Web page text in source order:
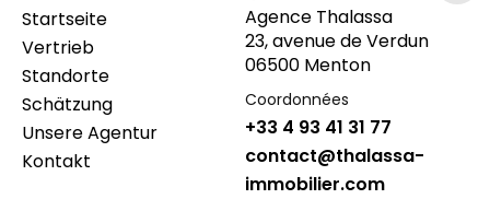
Startseite
Vertrieb
Standorte
Schätzung
Unsere Agentur
Kontakt
Agence Thalassa
23, avenue de Verdun
06500 Menton
Coordonnées
+33 4 93 41 31 77
contact@thalassa-
immobilier.com